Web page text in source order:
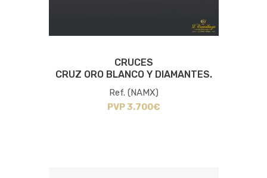
CRUCES
CRUZ ORO BLANCO Y DIAMANTES.
Ref. (NAMX)
PVP 3.700€